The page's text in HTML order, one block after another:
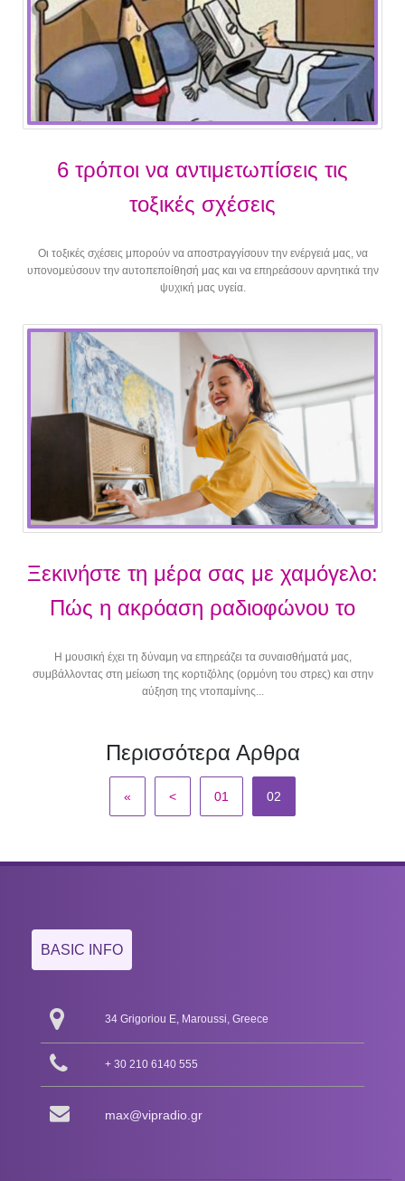
6 τρόποι να αντιμετωπίσεις τις
τοξικές σχέσεις
Οι τοξικές σχέσεις μπορούν να αποστραγγίσουν την ενέργειά μας, να
υπονομεύσουν την αυτοπεποίθησή μας και να επηρεάσουν αρνητικά την
ψυχική μας υγεία.
Ξεκινήστε τη μέρα σας με χαμόγελο:
Πώς η ακρόαση ραδιοφώνου το
Η μουσική έχει τη δύναμη να επηρεάζει τα συναισθήματά μας,
συμβάλλοντας στη μείωση της κορτιζόλης (ορμόνη του στρες) και στην
αύξηση της ντοπαμίνης...
Περισσότερα Αρθρα
« < 01 02
BASIC INFO
34 Grigoriou E, Maroussi, Greece
+ 30 210 6140 555
max@vipradio.gr